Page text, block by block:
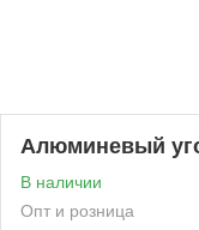
Алюминевый
В наличии
Опт и розница